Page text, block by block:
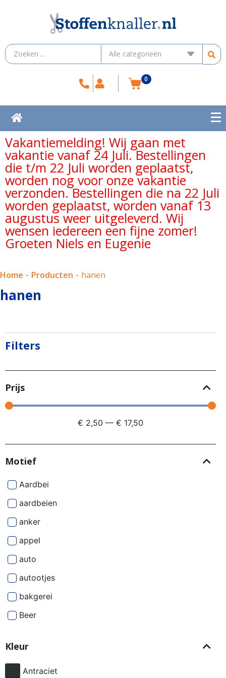
0
Vakantiemelding! Wij gaan met
vakantie vanaf 24 Juli. Bestellingen
die t/m 22 Juli worden geplaatst,
worden nog voor onze vakantie
verzonden. Bestellingen die na 22 Juli
worden geplaatst, worden vanaf 13
augustus weer uitgeleverd. Wij
wensen iedereen een fijne zomer!
Groeten Niels en Eugenie
Home - Producten - hanen
hanen
Filters
Prijs
€ 2,50 — € 17,50
Motief
Aardbei
aardbeien
anker
appel
auto
autootjes
bakgerei
Beer
besjes
bier
Kleur
Antraciet